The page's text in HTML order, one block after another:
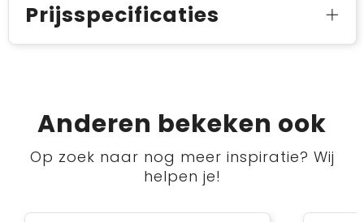
Prijsspecificaties
Anderen bekeken ook
Op zoek naar nog meer inspiratie? Wij
helpen je!